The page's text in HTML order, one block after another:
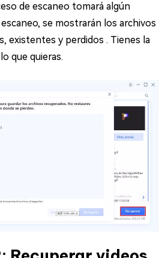
de escaneo tomará algún
se mostrarán los archivos
existentes y perdidos . Tienes la
que quieras.